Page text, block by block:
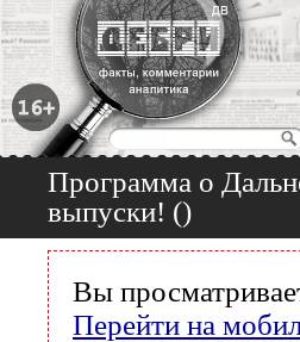
Программа о
выпуски! ()
Вы
Перейти на